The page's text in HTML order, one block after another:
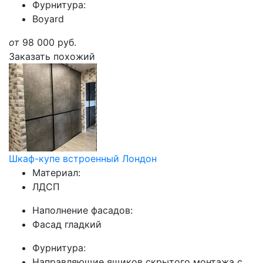
Фурнитура:
Boyard
от 98 000 руб.
Заказать похожий
Шкаф-купе встроенный Лондон
Материал:
ЛДСП
Наполнение фасадов:
Фасад гладкий
Фурнитура: